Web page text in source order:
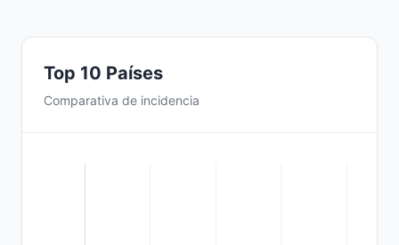
Top 10 Países
Comparativa de incidencia